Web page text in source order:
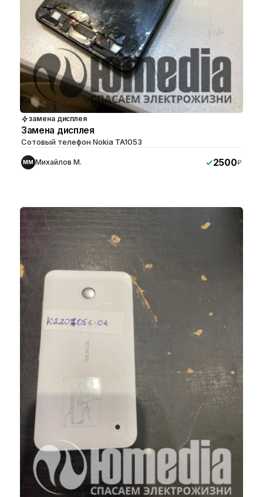
замена дисплея
Замена дисплея
Сотовый телефон Nokia TA1053
ММ Михайлов М. 2500₽